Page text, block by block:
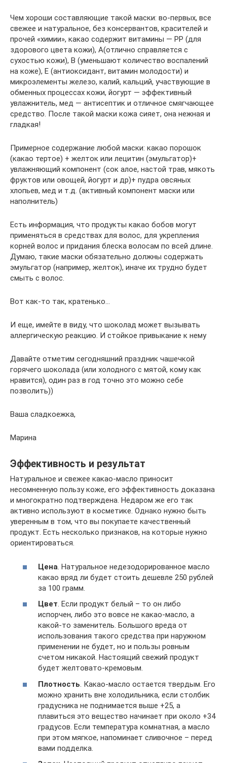
Чем хороши составляющие такой маски: во-первых, все
свежее и натуральное, без консервантов, красителей и
прочей «химии», какао содержит витамины — РР (для
здорового цвета кожи), А(отлично справляется с
сухостью кожи), В (уменьшают количество воспалений
на коже), Е (антиоксидант, витамин молодости) и
микроэлементы железо, калий, кальций, участвующие в
обменных процессах кожи, йогурт — эффективный
увлажнитель, мед — антисептик и отличное смягчающее
средство. После такой маски кожа сияет, она нежная и
гладкая!
Примерное содержание любой маски: какао порошок
(какао тертое) + желток или лецитин (эмульгатор)+
увлажняющий компонент (сок алое, настой трав, мякоть
фруктов или овощей, йогурт и др)+ пудра овсяных
хлопьев, мед и т.д. (активный компонент маски или
наполнитель)
Есть информация, что продукты какао бобов могут
применяться в средствах для волос, для укрепления
корней волос и придания блеска волосам по всей длине.
Думаю, такие маски обязательно должны содержать
эмульгатор (например, желток), иначе их трудно будет
смыть с волос.
Вот как-то так, кратенько…
И еще, имейте в виду, что шоколад может вызывать
аллергическую реакцию. И стойкое привыкание к нему
Давайте отметим сегодняшний праздник чашечкой
горячего шоколада (или холодного с мятой, кому как
нравится), один раз в год точно это можно себе
позволить))
Ваша сладкоежка,
Марина
Эффективность и результат
Натуральное и свежее какао-масло приносит
несомненную пользу коже, его эффективность доказана
и многократно подтверждена. Недаром же его так
активно используют в косметике. Однако нужно быть
уверенным в том, что вы покупаете качественный
продукт. Есть несколько признаков, на которые нужно
ориентироваться.
Цена. Натуральное недезодорированное масло
какао вряд ли будет стоить дешевле 250 рублей
за 100 грамм.
Цвет. Если продукт белый – то он либо
испорчен, либо это вовсе не какао-масло, а
какой-то заменитель. Большого вреда от
использования такого средства при наружном
применении не будет, но и пользы ровным
счетом никакой. Настоящий свежий продукт
будет желтовато-кремовым.
Плотность. Какао-масло остается твердым. Его
можно хранить вне холодильника, если столбик
градусника не поднимается выше +25, а
плавиться это вещество начинает при около +34
градусов. Если температура комнатная, а масло
при этом мягкое, напоминает сливочное – перед
вами подделка.